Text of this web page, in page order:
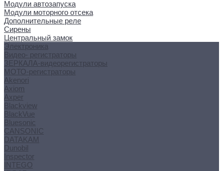
Модули автозапуска
Модули моторного отсека
Дополнительные реле
Сирены
Центральный замок
Электроника
Видео- регистраторы
ЗЕРКАЛА-видеорегистраторы
МОТО-регистраторы
Akenori
Axiom
Axper
Blackview
BlackVue
Bluesonic
CANSONIC
DATAKAM
Dunobil
Inspector
INTEGO